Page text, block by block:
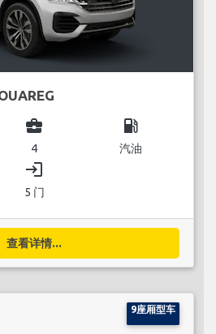
business_center
4
local_gas_station
汽油
login
5 门
查看详情...
9座厢型车